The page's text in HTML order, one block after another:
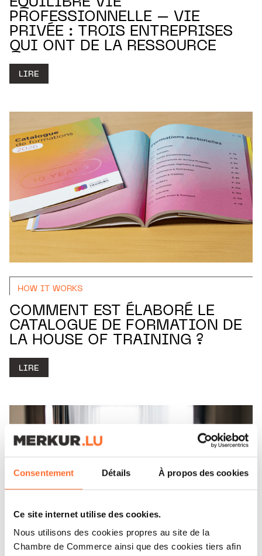
Consentement Détails À propos des cookies
Ce site internet utilise des cookies.
Nous utilisons des cookies propres au site de la
Chambre de Commerce ainsi que des cookies tiers afin
ÉQUILIBRE VIE
PROFESSIONNELLE – VIE
PRIVÉE : TROIS ENTREPRISES
QUI ONT DE LA RESSOURCE
LIRE
HOW IT WORKS
COMMENT EST ÉLABORÉ LE
CATALOGUE DE FORMATION DE
LA HOUSE OF TRAINING ?
LIRE